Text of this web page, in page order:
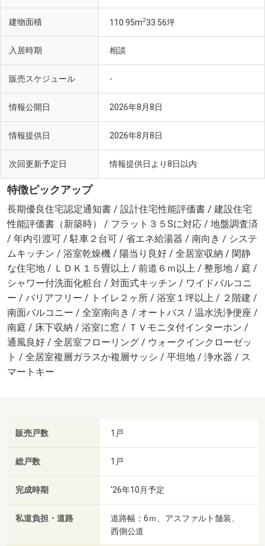
建物面積 110.95m233.56坪
入居時期 相談
販売スケジュール -
情報公開日 2026年8月8日
情報提供日 2026年8月8日
次回更新予定日 情報提供日より8日以内
特徴ピックアップ
長期優良住宅認定通知書 / 設計住宅性能評価書 / 建設住宅
性能評価書（新築時） / フラット３５Sに対応 / 地盤調査済
/ 年内引渡可 / 駐車２台可 / 省エネ給湯器 / 南向き / システ
ムキッチン / 浴室乾燥機 / 陽当り良好 / 全居室収納 / 閑静
な住宅地 / ＬＤＫ１５畳以上 / 前道６ｍ以上 / 整形地 / 庭 /
シャワー付洗面化粧台 / 対面式キッチン / ワイドバルコニ
ー / バリアフリー / トイレ２ヶ所 / 浴室１坪以上 / ２階建 /
南面バルコニー / 全室南向き / オートバス / 温水洗浄便座 /
南庭 / 床下収納 / 浴室に窓 / ＴＶモニタ付インターホン /
通風良好 / 全居室フローリング / ウォークインクローゼッ
ト / 全居室複層ガラスか複層サッシ / 平坦地 / 浄水器 / ス
マートキー
販売戸数 1戸
総戸数 1戸
完成時期 '26年10月予定
私道負担・道路
道路幅：6ｍ、アスファルト舗装、
西側公道